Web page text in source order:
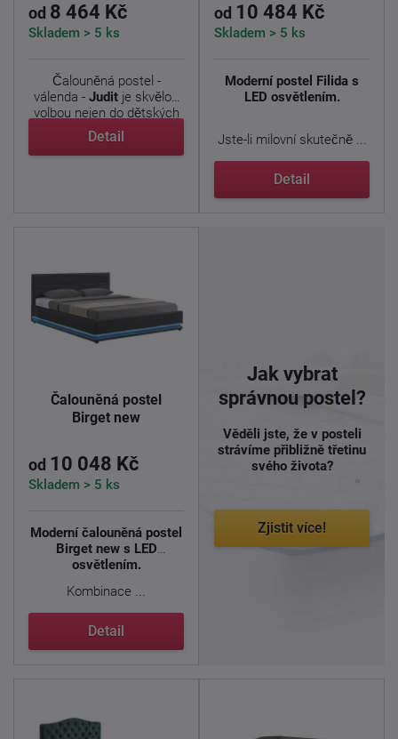
od 8 464 Kč
Skladem > 5 ks
Čalouněná postel -
válenda - Judit je skvělou
volbou nejen do dětských
...
Detail
od 10 484 Kč
Skladem > 5 ks
Moderní postel Filida s
LED osvětlením.
Jste-li milovní skutečně ...
Detail
Čalouněná postel
Birget new
od 10 048 Kč
Skladem > 5 ks
Moderní čalouněná postel
Birget new s LED
osvětlením.
Kombinace ...
Detail
Jak vybrat
správnou postel?
Věděli jste, že v posteli
strávíme přibližně třetinu
svého života?
Zjistit více!